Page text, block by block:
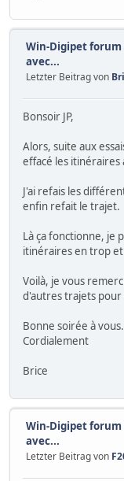
Win-Digipet forum
avec...
Letzter Beitrag von
Bonsoir JP,
Alors, suite aux
effacé les
J'ai refais les
enfin refait le trajet.
Là ça fonctionne, je
itinéraires en trop
Voilà, je vous
d'autres trajets
Bonne soirée à vous.
Cordialement
Brice
Win-Digipet forum
avec...
Letzter Beitrag von